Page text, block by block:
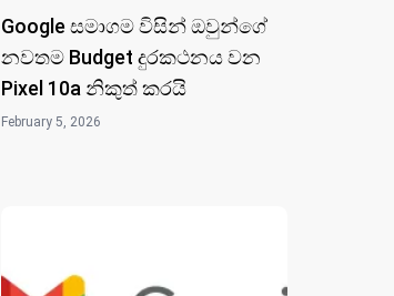
Google සමාගම විසින් ඔවුන්ගේ
නවත​ම Budget දුරකථනය වන
Pixel 10a නිකුත් කර​යි
February 5, 2026